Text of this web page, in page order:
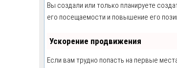
Вы создали или только планируете
его посещаемости и повышение его
Ускорение продвижения
Если вам трудно попасть на первые